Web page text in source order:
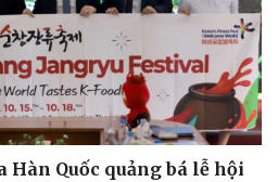
Hàn Quốc quảng bá lễ hội